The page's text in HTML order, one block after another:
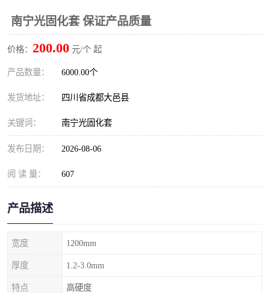
南宁光固化套 保证产品质量
价格： 200.00 元/个 起
产品数量： 6000.00个
发货地址： 四川省成都大邑县
关键词： 南宁光固化套
发布日期： 2026-08-06
阅 读 量： 607
产品描述
宽度 1200mm
厚度 1.2-3.0mm
特点 高硬度